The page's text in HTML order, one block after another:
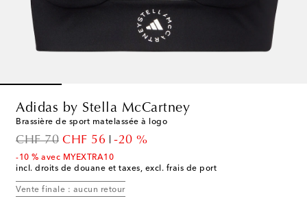
Adidas by Stella McCartney
Brassière de sport matelassée à logo
CHF 70
original price
CHF 56
discount price
-20 %
-10 % avec MYEXTRA10
incl. droits de douane et taxes, excl. frais de port
Vente finale : aucun retour